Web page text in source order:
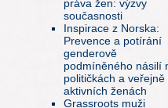
práva žen: výzvy
současnosti
Inspirace z Norska:
Prevence a potírání
genderově
podmíněného násilí
političkách a veřejně
aktivních ženách
Grassroots muži